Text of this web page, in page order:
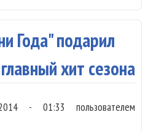
Года" подарил
хит сезона
- 01:33 пользователем